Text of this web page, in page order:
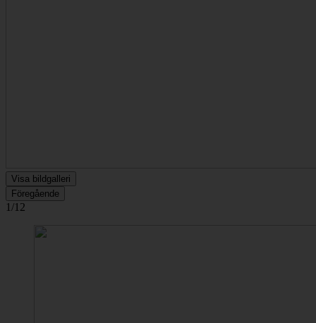
Visa bildgalleri
Föregående
1/12